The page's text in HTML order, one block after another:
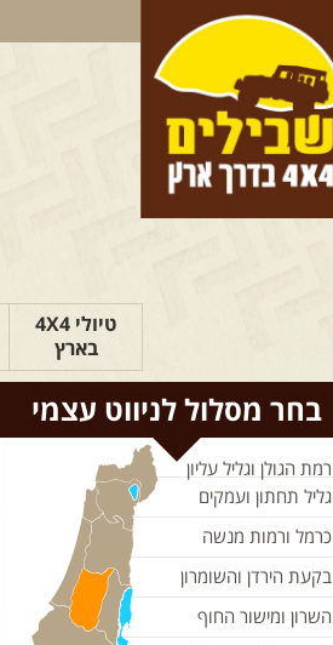
טיולי 4X4
בארץ
בחר מסלול לניווט עצמי
רמת הגולן וגליל עליון
גליל תחתון ועמקים
כרמל ורמות מנשה
בקעת הירדן והשומרון
השרון ומישור החוף